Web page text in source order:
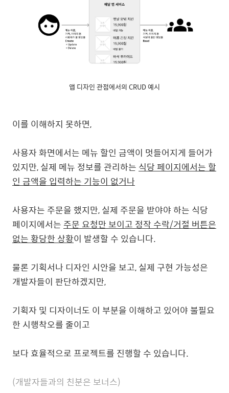
앱 디자인 관점에서의 CRUD 예시
이를 이해하지 못하면,
사용자 화면에서는 메뉴 할인 금액이 멋들어지게 들어가
있지만, 실제 메뉴 정보를 관리하는 식당 페이지에서는 할
인 금액을 입력하는 기능이 없거나
사용자는 주문을 했지만, 실제 주문을 받야야 하는 식당
페이지에서는 주문 요청만 보이고 정작 수락/거절 버튼은
없는 황당한 상황이 발생할 수 있습니다.
물론 기획서나 디자인 시안을 보고, 실제 구현 가능성은
개발자들이 판단하겠지만,
기획자 및 디자이너도 이 부분을 이해하고 있어야 불필요
한 시행착오를 줄이고
보다 효율적으로 프로젝트를 진행할 수 있습니다.
(개발자들과의 친분은 보너스)